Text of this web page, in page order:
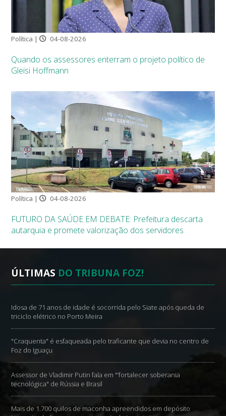
Política | 04-08-2026
Quando os assessores enterram o projeto político de
Gleisi Hoffmann
Política | 04-08-2026
FUTURO DA SAÚDE EM DEBATE: Prefeitura descarta
autarquia e promete valorização dos servidores
ÚLTIMAS DO TRIBUNA FOZ!
Idosa de 71 anos de idade é socorrida pelo Siate após queda de
triciclo elétrico no Porto Meira
"Craquenta" é esfaqueada pelo traficante que devia no centro de
Foz do Iguaçu
Assessor de Vladimir Putin fala em "‘fortalecer soberania
tecnológica" de Rússia e Brasil
Mais de 1.700 quilos de maconha apreendidos em depósito